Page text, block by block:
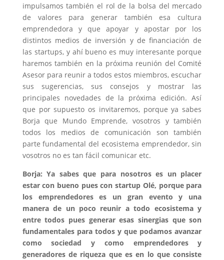
impulsamos también el rol de la bolsa del mercado
de valores para generar también esa cultura
emprendedora y que apoyar y apostar por los
distintos medios de inversión y de financiación de
las startups, y ahí bueno es muy interesante porque
haremos también en la próxima reunión del Comité
Asesor para reunir a todos estos miembros, escuchar
sus sugerencias, sus consejos y mostrar las
principales novedades de la próxima edición. Así
que por supuesto os invitaremos, porque ya sabes
Borja que Mundo Emprende, vosotros y también
todos los medios de comunicación son también
parte fundamental del ecosistema emprendedor, sin
vosotros no es tan fácil comunicar etc.
Borja: Ya sabes que para nosotros es un placer
estar con bueno pues con startup Olé, porque para
los emprendedores es un gran evento y una
manera de un poco reunir a todo ecosistema y
entre todos pues generar esas sinergias que son
fundamentales para todos y que podamos avanzar
como sociedad y como emprendedores y
generadores de riqueza que es en lo que consiste